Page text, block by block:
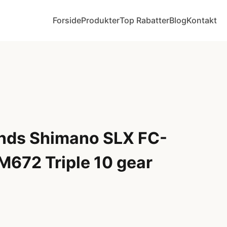
ForsideProdukterTop RabatterBlogKontakt
Shimano SLX FC-
Triple 10 gear